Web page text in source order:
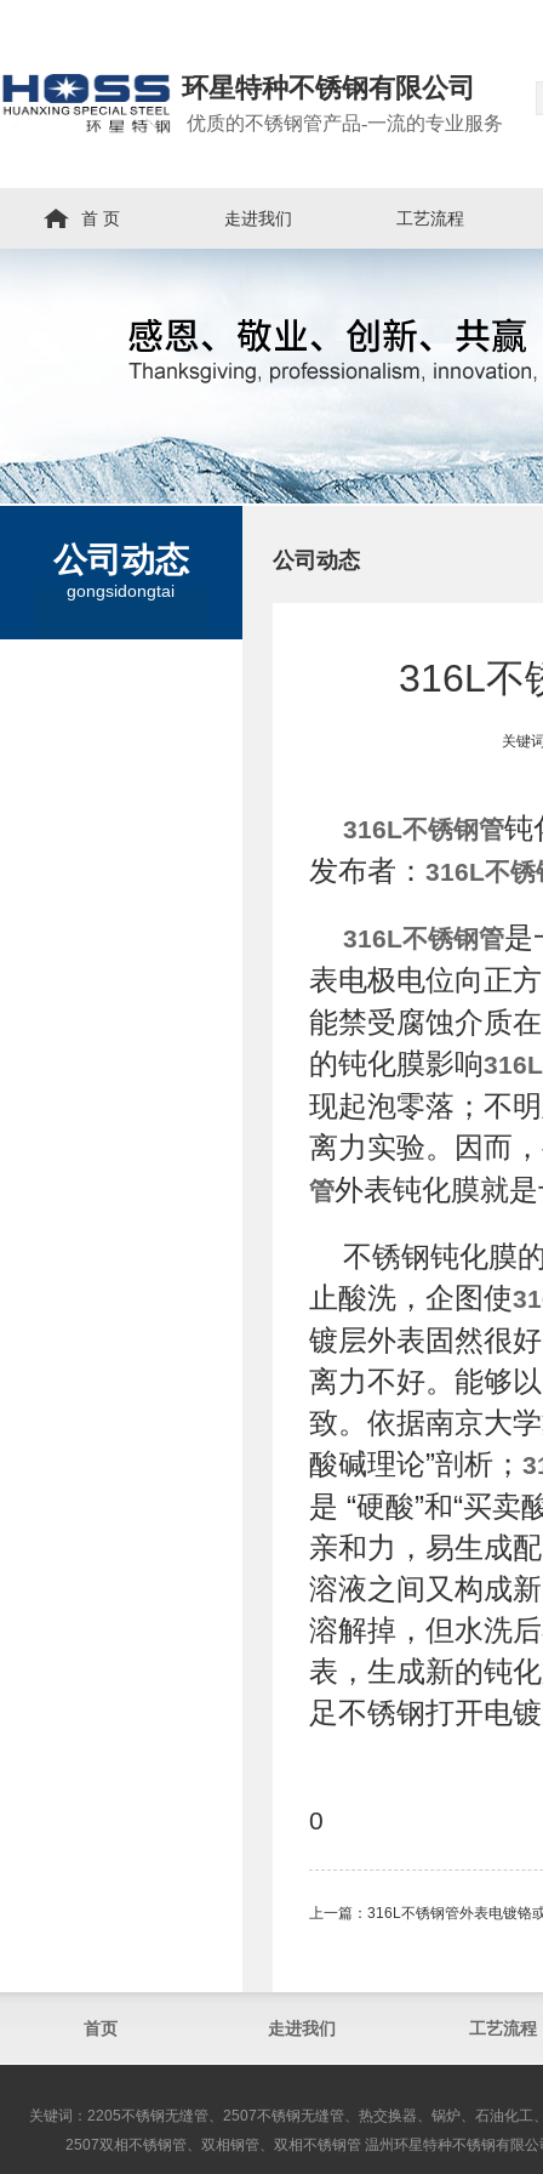
环星特种不锈钢有限公司
优质的不锈钢管产品-一流的专业服务
首 页 走进我们 工艺流程
公司动态
gongsidongtai
公司动态
316L不
关键
316L不锈钢管钝
发布者： 316L不锈
316L不锈钢管是
表电极电位向正
能禁受腐蚀介质
的钝化膜影响
现起泡零落；不
离力实验。因而
管外表钝化膜就
不锈钢钝化膜
止酸洗，企图使
镀层外表固然很
离力不好。能够
致。依据南京大
酸碱理论”剖析；
是 “硬酸”和“买
亲和力，易生成
溶液之间又构成
溶解掉，但水洗
表，生成新的钝
足不锈钢打开电
0
上一篇： 316L不锈钢管外表电镀铬
首页 走进我们 工艺流程
关键词：2205不锈钢无缝管、2507不锈钢无缝管、热交换器、锅炉、石油化
2507双相不锈钢管、双相钢管、双相不锈钢管 温州环星特种不锈钢有限